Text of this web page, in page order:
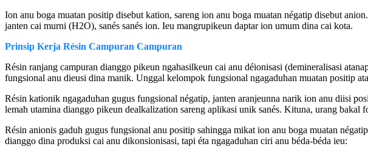
Ion anu boga muatan positip disebut kation, sareng ion anu boga muatan négatip disebut
janten cai murni (H2O), sanés sanés ion. Ieu mangrupikeun daptar ion umum dina cai kota.
Prinsip Kerja Résin Campuran Campuran
Résin ranjang campuran dianggo pikeun ngahasilkeun cai anu déionisasi (demineralisasi
fungsional anu dieusi dina manik. Unggal kelompok fungsional ngagaduhan muatan positip
Résin kationik ngagaduhan gugus fungsional négatip, janten aranjeunna narik ion anu diisi
lemah utamina dianggo pikeun dealkalization sareng aplikasi unik sanés. Kituna, urang
Résin anionis gaduh gugus fungsional anu positip sahingga mikat ion anu boga muatan
dianggo dina produksi cai anu dikonsionisasi, tapi éta ngagaduhan ciri anu béda-béda ieu: